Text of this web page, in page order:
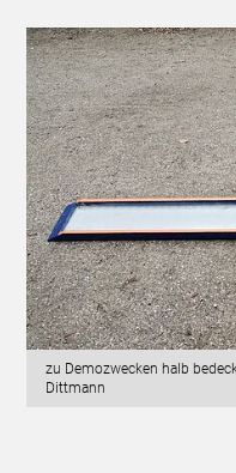
zu Demozwecken halb
Dittmann